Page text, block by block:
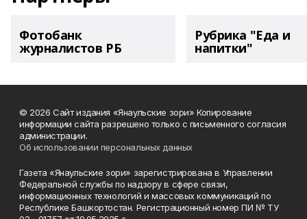
Фотобанк
журналистов РБ
Рубрика "Еда и
напитки"
© 2026 Сайт издания «Янаульские зори» Копирование
информации сайта разрешено только с письменного согласия
администрации.
Об использовании персональных данных
Газета «Янаульские зори» зарегистрирована в Управлении
Федеральной службы по надзору в сфере связи,
информационных технологий и массовых коммуникаций по
Республике Башкортостан. Регистрационный номер ПИ № ТУ